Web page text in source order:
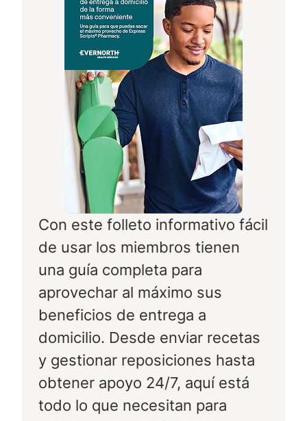
Con este folleto informativo fácil
de usar los miembros tienen
una guía completa para
aprovechar al máximo sus
beneficios de entrega a
domicilio. Desde enviar recetas
y gestionar reposiciones hasta
obtener apoyo 24/7, aquí está
todo lo que necesitan para